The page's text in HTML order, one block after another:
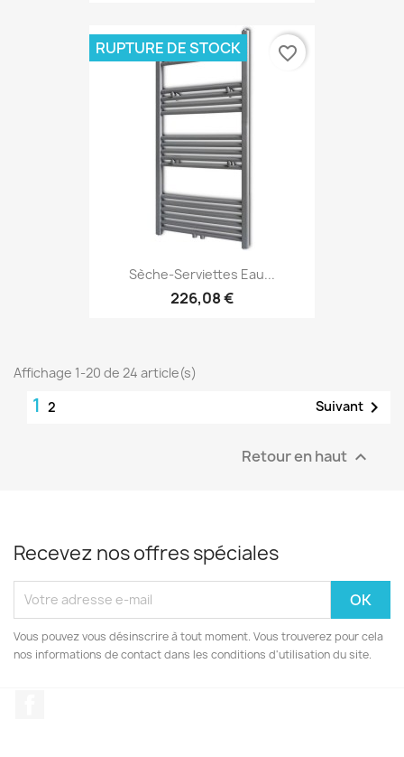
Sèche-Serviettes Eau...
226,08 €
RUPTURE DE STOCK favorite_border
Affichage 1-20 de 24 article(s)
1 2 Suivant 
Retour en haut 
Recevez nos offres spéciales
Vous pouvez vous désinscrire à tout moment. Vous trouverez pour cela
nos informations de contact dans les conditions d'utilisation du site.